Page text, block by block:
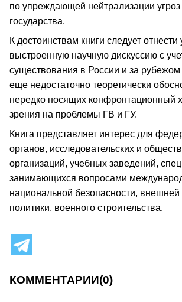
по упреждающей нейтрализации угроз
государства.
К достоинствам книги следует отнести
выстроенную научную дискуссию с
существования в России и за
еще недостаточно теоретически
нередко носящих конфронтационный
зрения на проблемы ГВ и ГУ.
Книга представляет интерес для
органов, исследовательских и
организаций, учебных заведений,
занимающихся вопросами
национальной безопасности,
политики, военного строительства.
КОММЕНТАРИИ(0)